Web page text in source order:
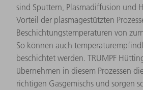
sind Sputtern, Plasmadiffusion und
Vorteil der plasmagestützten
Beschichtungstemperaturen von
So können auch
beschichtet werden. TRUMPF
übernehmen in diesem Prozessen
richtigen Gasgemischs und sorgen